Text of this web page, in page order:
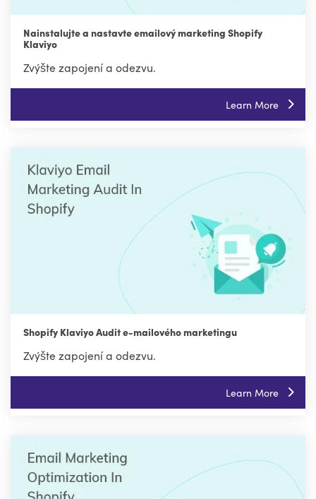
Nainstalujte a nastavte emailový marketing Shopify
Klaviyo
Zvýšte zapojení a odezvu.
Learn More
Shopify Klaviyo Audit e-mailového marketingu
Zvýšte zapojení a odezvu.
Learn More